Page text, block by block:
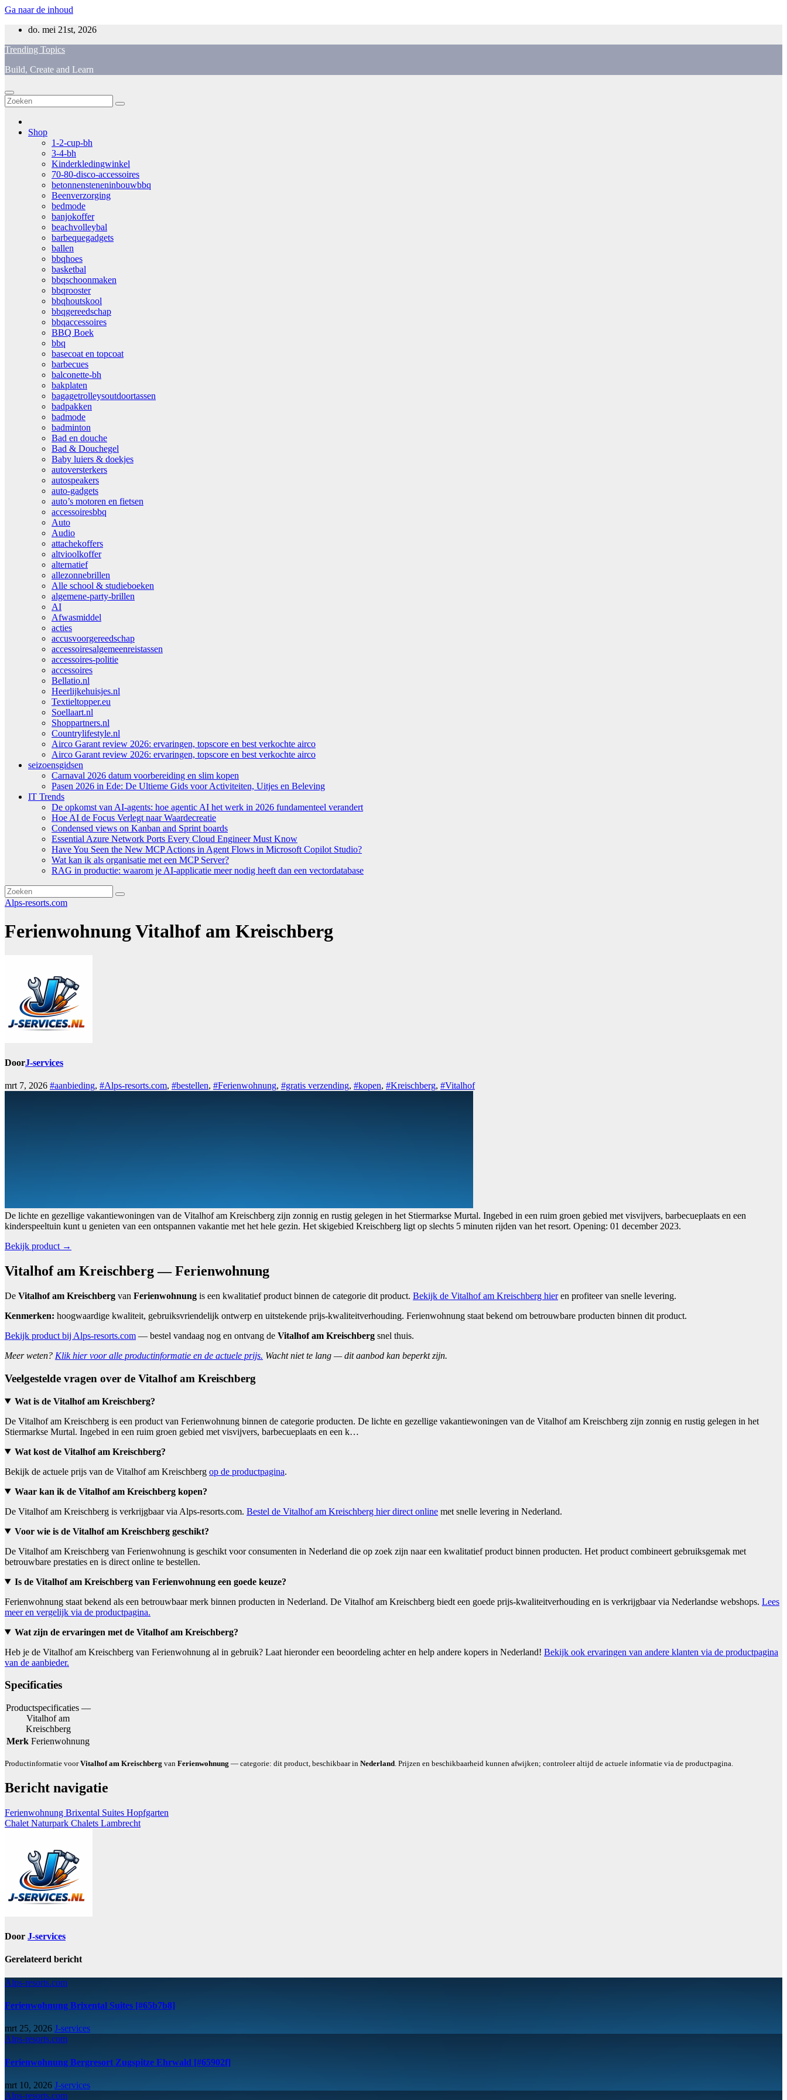
Ga naar de inhoud
do. mei 21st, 2026
Trending Topics
Build, Create and Learn
Shop
1-2-cup-bh
3-4-bh
Kinderkledingwinkel
70-80-disco-accessoires
betonnensteneninbouwbbq
Beenverzorging
bedmode
banjokoffer
beachvolleybal
barbequegadgets
ballen
bbqhoes
basketbal
bbqschoonmaken
bbqrooster
bbqhoutskool
bbqgereedschap
bbqaccessoires
BBQ Boek
bbq
basecoat en topcoat
barbecues
balconette-bh
bakplaten
bagagetrolleysoutdoortassen
badpakken
badmode
badminton
Bad en douche
Bad & Douchegel
Baby luiers & doekjes
autoversterkers
autospeakers
auto-gadgets
auto’s motoren en fietsen
accessoiresbbq
Auto
Audio
attachekoffers
altvioolkoffer
alternatief
allezonnebrillen
Alle school & studieboeken
algemene-party-brillen
AI
Afwasmiddel
acties
accusvoorgereedschap
accessoiresalgemeenreistassen
accessoires-politie
accessoires
Bellatio.nl
Heerlijkehuisjes.nl
Textieltopper.eu
Soellaart.nl
Shoppartners.nl
Countrylifestyle.nl
Airco Garant review 2026: ervaringen, topscore en best verkochte airco
Airco Garant review 2026: ervaringen, topscore en best verkochte airco
seizoensgidsen
Carnaval 2026 datum voorbereiding en slim kopen
Pasen 2026 in Ede: De Ultieme Gids voor Activiteiten, Uitjes en Beleving
IT Trends
De opkomst van AI-agents: hoe agentic AI het werk in 2026 fundamenteel verandert
Hoe AI de Focus Verlegt naar Waardecreatie
Condensed views on Kanban and Sprint boards
Essential Azure Network Ports Every Cloud Engineer Must Know
Have You Seen the New MCP Actions in Agent Flows in Microsoft Copilot Studio?
Wat kan ik als organisatie met een MCP Server?
RAG in productie: waarom je AI-applicatie meer nodig heeft dan een vectordatabase
Alps-resorts.com
Ferienwohnung Vitalhof am Kreischberg
DoorJ-services
mrt 7, 2026 #aanbieding, #Alps-resorts.com, #bestellen, #Ferienwohnung, #gratis verzending, #kopen, #Kreischberg, #Vitalhof
De lichte en gezellige vakantiewoningen van de Vitalhof am Kreischberg zijn zonnig en rustig gelegen in het Stiermarkse Murtal. Ingebed in een ruim groen gebied met visvijvers, barbecueplaats en een
kinderspeeltuin kunt u genieten van een ontspannen vakantie met het hele gezin. Het skigebied Kreischberg ligt op slechts 5 minuten rijden van het resort. Opening: 01 december 2023.
Bekijk product →
Vitalhof am Kreischberg — Ferienwohnung
De Vitalhof am Kreischberg van Ferienwohnung is een kwalitatief product binnen de categorie dit product. Bekijk de Vitalhof am Kreischberg hieren profiteer van snelle levering.
Kenmerken: hoogwaardige kwaliteit, gebruiksvriendelijk ontwerp en uitstekende prijs-kwaliteitverhouding. Ferienwohnung staat bekend om betrouwbare producten binnen dit product.
Bekijk product bij Alps-resorts.com — bestel vandaag nog en ontvang de Vitalhof am Kreischberg snel thuis.
Meer weten? Klik hier voor alle productinformatie en de actuele prijs. Wacht niet te lang — dit aanbod kan beperkt zijn.
Veelgestelde vragen over de Vitalhof am Kreischberg
Wat is de Vitalhof am Kreischberg?
De Vitalhof am Kreischberg is een product van Ferienwohnung binnen de categorie producten. De lichte en gezellige vakantiewoningen van de Vitalhof am Kreischberg zijn zonnig en rustig gelegen in het
Stiermarkse Murtal. Ingebed in een ruim groen gebied met visvijvers, barbecueplaats en een k…
Wat kost de Vitalhof am Kreischberg?
Bekijk de actuele prijs van de Vitalhof am Kreischberg op de productpagina.
Waar kan ik de Vitalhof am Kreischberg kopen?
De Vitalhof am Kreischberg is verkrijgbaar via Alps-resorts.com. Bestel de Vitalhof am Kreischberg hier direct online met snelle levering in Nederland.
Voor wie is de Vitalhof am Kreischberg geschikt?
De Vitalhof am Kreischberg van Ferienwohnung is geschikt voor consumenten in Nederland die op zoek zijn naar een kwalitatief product binnen producten. Het product combineert gebruiksgemak met
betrouwbare prestaties en is direct online te bestellen.
Is de Vitalhof am Kreischberg van Ferienwohnung een goede keuze?
Ferienwohnung staat bekend als een betrouwbaar merk binnen producten in Nederland. De Vitalhof am Kreischberg biedt een goede prijs-kwaliteitverhouding en is verkrijgbaar via Nederlandse webshops. Lees
meer en vergelijk via de productpagina.
Wat zijn de ervaringen met de Vitalhof am Kreischberg?
Heb je de Vitalhof am Kreischberg van Ferienwohnung al in gebruik? Laat hieronder een beoordeling achter en help andere kopers in Nederland! Bekijk ook ervaringen van andere klanten via de productpagina
van de aanbieder.
Specificaties
Productspecificaties —
Vitalhof am
Kreischberg
Merk Ferienwohnung
Productinformatie voorVitalhof am Kreischberg van Ferienwohnung — categorie: dit product, beschikbaar in Nederland. Prijzen en beschikbaarheid kunnen afwijken; controleer altijd de actuele informatie via de productpagina.
Bericht navigatie
Ferienwohnung Brixental Suites Hopfgarten
Chalet Naturpark Chalets Lambrecht
Door J-services
Gerelateerd bericht
Alps-resorts.com
Ferienwohnung Brixental Suites [#65b7b8]
mrt 25, 2026 J-services
Alps-resorts.com
Ferienwohnung Bergresort Zugspitze Ehrwald [#65902f]
mrt 10, 2026 J-services
Alps-resorts.com